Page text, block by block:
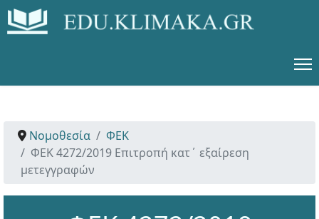
Νομοθεσία
ΦΕΚ
ΦΕΚ 4272/2019 Επιτροπή κατ΄ εξαίρεση
μετεγγραφών